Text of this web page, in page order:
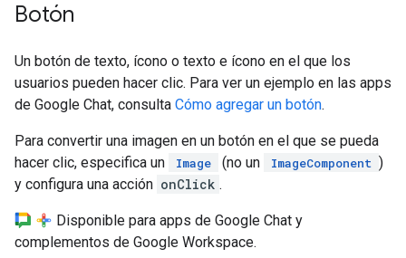
Botón
Un botón de texto, ícono o texto e ícono en el que los
usuarios pueden hacer clic. Para ver un ejemplo en las apps
de Google Chat, consulta Cómo agregar un botón.
Para convertir una imagen en un botón en el que se pueda
hacer clic, especifica un
Image (no un ImageComponent )
y configura una acción onClick .
Disponible para apps de Google Chat y
complementos de Google Workspace.